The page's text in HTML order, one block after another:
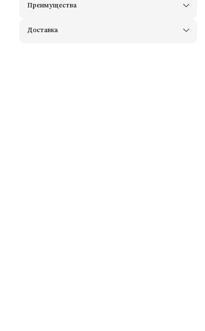
Преимущества
Оплата — картой, СБП или наличными
Доставка